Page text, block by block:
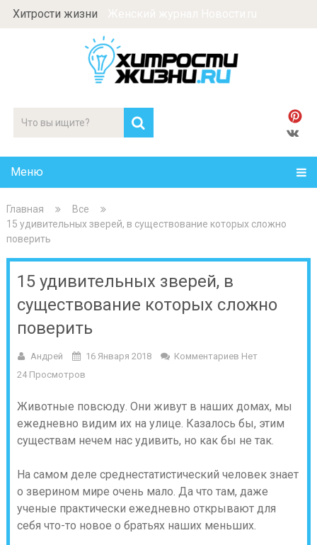
Хитрости жизни
Меню
Главная
Все
15 удивительных зверей, в существование которых сложно
поверить
15 удивительных зверей, в
существование которых сложно
поверить
Андрей 16 Января 2018
Комментариев Нет
24 Просмотров
Животные повсюду. Они живут в наших домах, мы
ежедневно видим их на улице. Казалось бы, этим
существам нечем нас удивить, но как бы не так.
На самом деле среднестатистический человек знает
о зверином мире очень мало. Да что там, даже
ученые практически ежедневно открывают для
себя что-то новое о братьях наших меньших.